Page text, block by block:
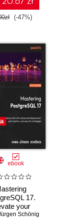
(-47%)
ebook
17.
your
skills
Schönig